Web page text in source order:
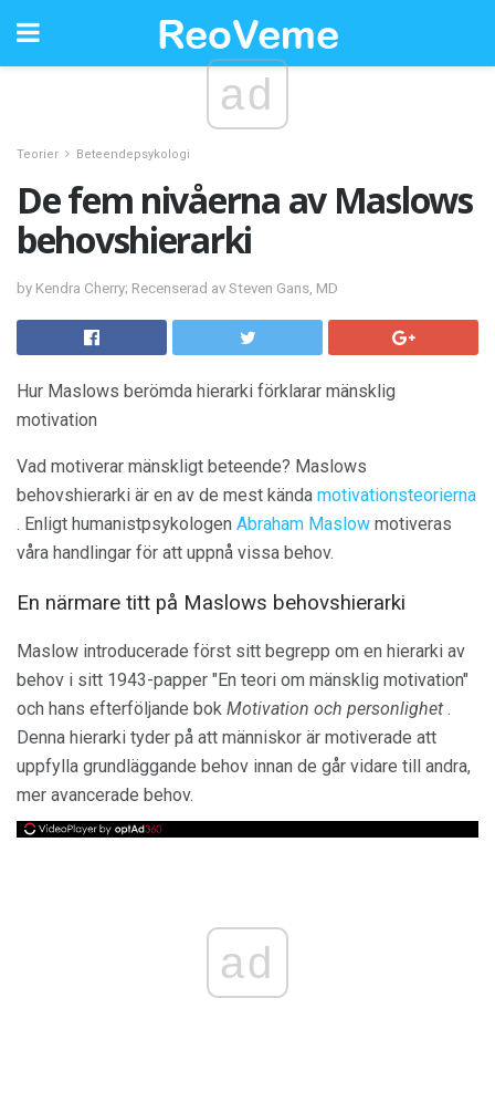
ad
Teorier Beteendepsykologi
De fem nivåerna av Maslows
behovshierarki
by Kendra Cherry; Recenserad av Steven Gans, MD
Hur Maslows berömda hierarki förklarar mänsklig
motivation
Vad motiverar mänskligt beteende? Maslows
behovshierarki är en av de mest kända motivationsteorierna
. Enligt humanistpsykologen Abraham Maslow motiveras
våra handlingar för att uppnå vissa behov.
En närmare titt på Maslows behovshierarki
Maslow introducerade först sitt begrepp om en hierarki av
behov i sitt 1943-papper "En teori om mänsklig motivation"
och hans efterföljande bok Motivation och personlighet .
Denna hierarki tyder på att människor är motiverade att
uppfylla grundläggande behov innan de går vidare till andra,
mer avancerade behov.
ad